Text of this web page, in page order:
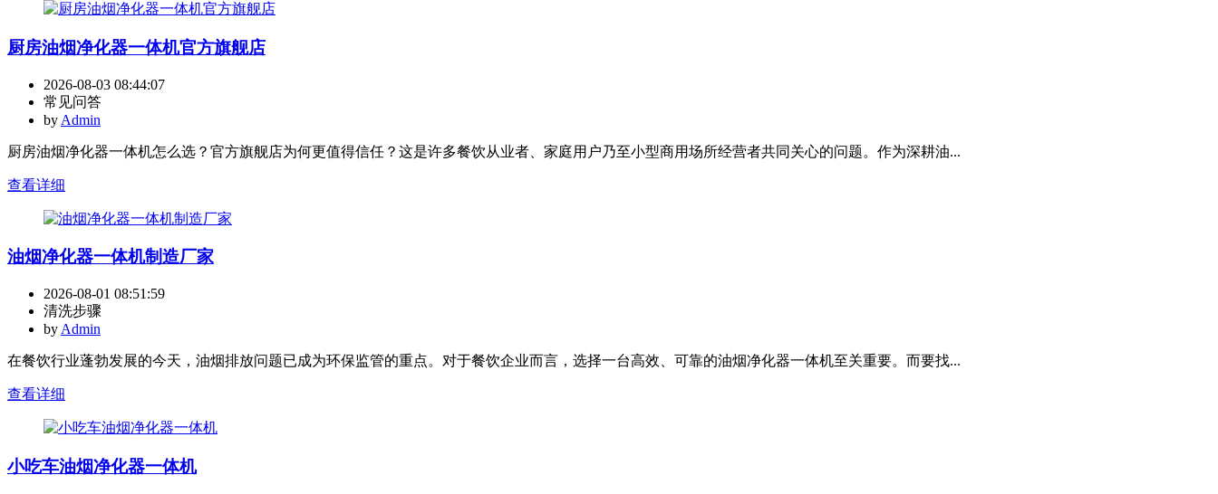
厨房油烟净化器一体机官方旗舰店
2026-08-03 08:44:07
常见问答
by Admin
厨房油烟净化器一体机怎么选？官方旗舰店为何更值得信任？这是许多餐饮从业者、家庭用户乃至小型商用场所经营者共同关心的问题。作为深耕油...
查看详细
油烟净化器一体机制造厂家
2026-08-01 08:51:59
清洗步骤
by Admin
在餐饮行业蓬勃发展的今天，油烟排放问题已成为环保监管的重点。对于餐饮企业而言，选择一台高效、可靠的油烟净化器一体机至关重要。而要找...
查看详细
小吃车油烟净化器一体机